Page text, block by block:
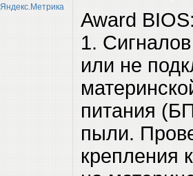
Award
1.
или не
питания
пыли.
крепления